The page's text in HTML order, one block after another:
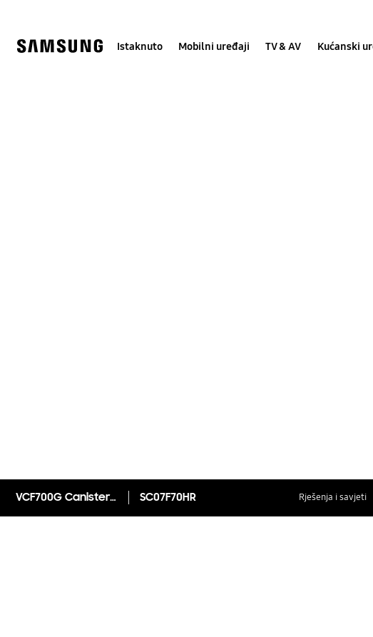
help
Istaknuto Mobilni uređaji TV & AV Kućanski
VCF700G Canister VC s tehnologijom Motion Sync Design™, 700 W, urbano-zeleni SC07F70HR Rješenja i savjeti